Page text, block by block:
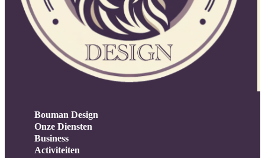
Bouman Design
Onze Diensten
Business
Activiteiten